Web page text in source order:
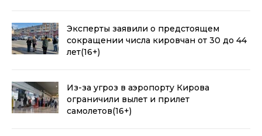
Эксперты заявили о предстоящем
сокращении числа кировчан от 30 до 44
лет(16+)
Из-за угроз в аэропорту Кирова
ограничили вылет и прилет
самолетов(16+)